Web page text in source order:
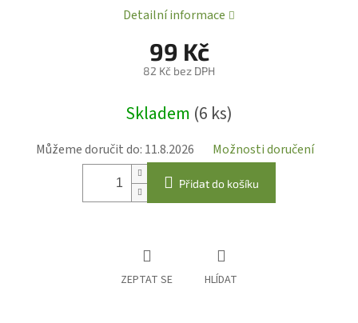
99 Kč
82 Kč bez DPH
cena:
Skladem (6 ks)
Můžeme doručit do: 11.8.2026 Možnosti doručení
Přidat do košíku
Detailní informace
ZEPTAT SE HLÍDAT